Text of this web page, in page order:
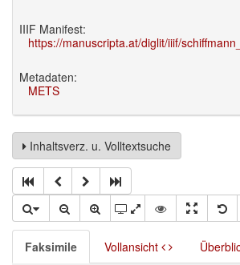
IIIF Manifest:
https://manuscripta.at/diglit/iiif/
Metadaten:
METS
Inhaltsverz. u. Volltextsuche
Faksimile Vollansicht